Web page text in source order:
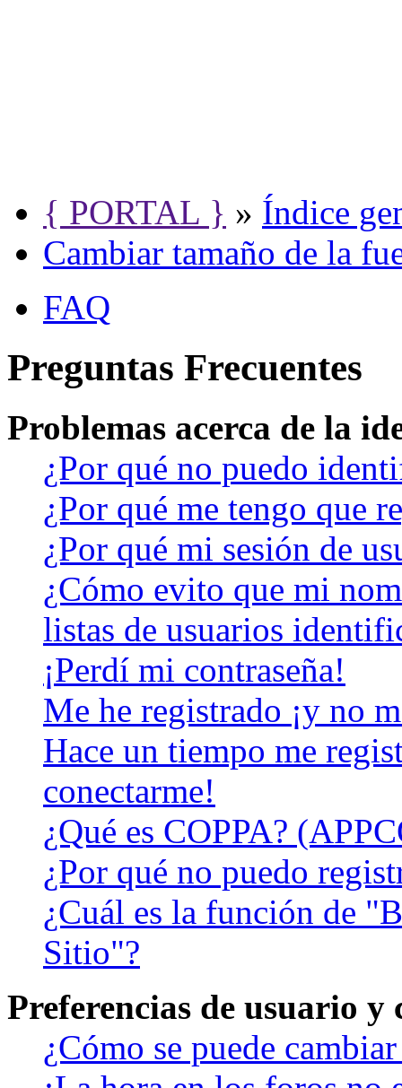
{ PORTAL } » Índice
Cambiar tamaño de la
FAQ
Preguntas Frecuentes
Problemas acerca de la
¿Por qué no puedo
¿Por qué me tengo que
¿Por qué mi sesión de
¿Cómo evito que mi
listas de usuarios
¡Perdí mi contraseña!
Me he registrado ¡y no
Hace un tiempo me
conectarme!
¿Qué es COPPA?
¿Por qué no puedo
¿Cuál es la función de
Sitio"?
Preferencias de usuario y
¿Cómo se puede